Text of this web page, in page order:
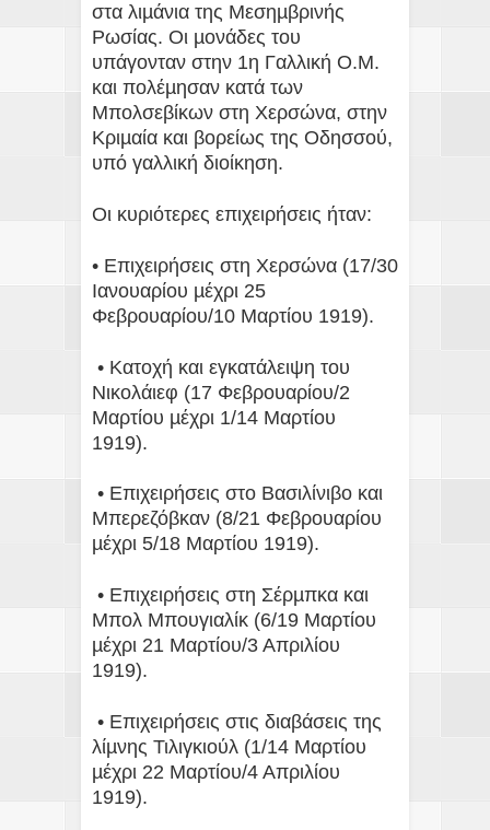
στα λιµάνια της Μεσηµβρινής
Ρωσίας. Οι µονάδες του
υπάγονταν στην 1η Γαλλική Ο.Μ.
και πολέµησαν κατά των
Μπολσεβίκων στη Χερσώνα, στην
Κριµαία και βορείως της Οδησσού,
υπό γαλλική διοίκηση.
Οι κυριότερες επιχειρήσεις ήταν:
• Επιχειρήσεις στη Χερσώνα (17/30
Ιανουαρίου µέχρι 25
Φεβρουαρίου/10 Μαρτίου 1919).
• Κατοχή και εγκατάλειψη του
Νικολάιεφ (17 Φεβρουαρίου/2
Μαρτίου µέχρι 1/14 Μαρτίου
1919).
• Επιχειρήσεις στο Βασιλίνιβο και
Μπερεζόβκαν (8/21 Φεβρουαρίου
µέχρι 5/18 Μαρτίου 1919).
• Επιχειρήσεις στη Σέρµπκα και
Μπολ Μπουγιαλίκ (6/19 Μαρτίου
µέχρι 21 Μαρτίου/3 Απριλίου
1919).
• Επιχειρήσεις στις διαβάσεις της
λίµνης Τιλιγκιούλ (1/14 Μαρτίου
µέχρι 22 Μαρτίου/4 Απριλίου
1919).